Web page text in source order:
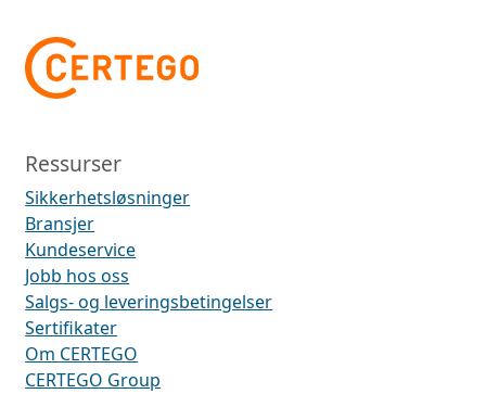
Ressurser
Sikkerhetsløsninger
Bransjer
Kundeservice
Jobb hos oss
Salgs- og leveringsbetingelser
Sertifikater
Om CERTEGO
CERTEGO Group